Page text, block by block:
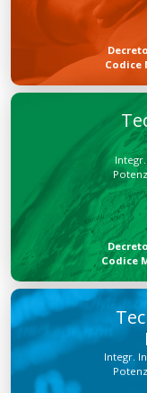
Codice
Codice
Integr.